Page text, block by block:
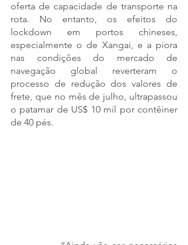
oferta de capacidade de transporte na
rota. No entanto, os efeitos do
lockdown em portos chineses,
especialmente o de Xangai, e a piora
nas condições do mercado de
navegação global reverteram o
processo de redução dos valores de
frete, que no mês de julho, ultrapassou
o patamar de US$ 10 mil por contêiner
de 40 pés.